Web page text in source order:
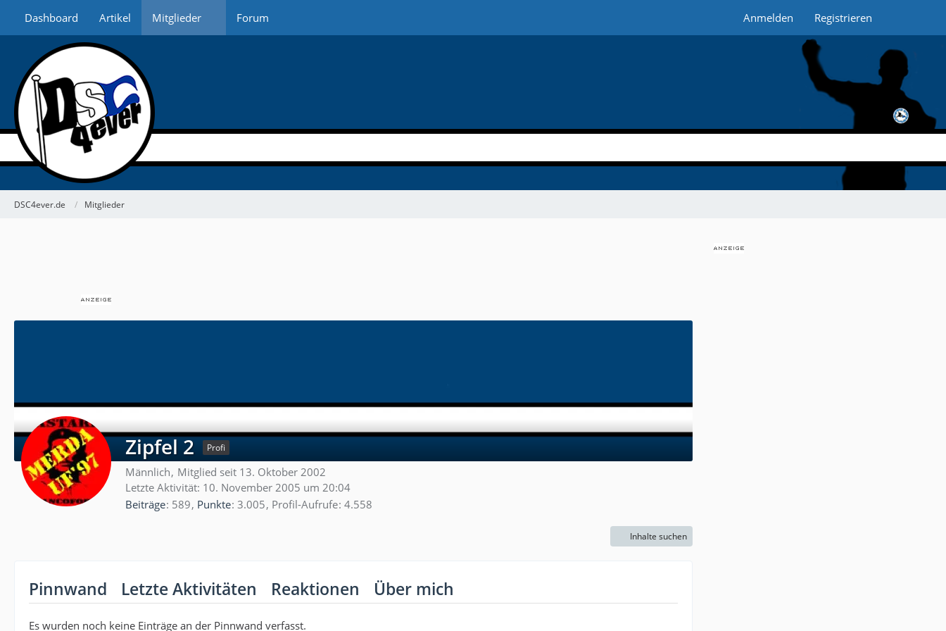
Dashboard Artikel Mitglieder Forum Anmelden Registrieren
DSC4ever.de Mitglieder
Zipfel 2 Profi
Männlich Mitglied seit 13. Oktober 2002
Letzte Aktivität: 10. November 2005 um 20:04
Beiträge 589 Punkte 3.005 Profil-Aufrufe 4.558
Inhalte suchen
Pinnwand Letzte Aktivitäten Reaktionen Über mich
Es wurden noch keine Einträge an der Pinnwand verfasst.